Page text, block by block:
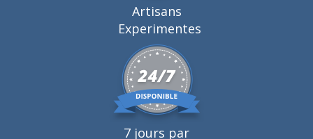
Artisans
Experimentes
7 jours par